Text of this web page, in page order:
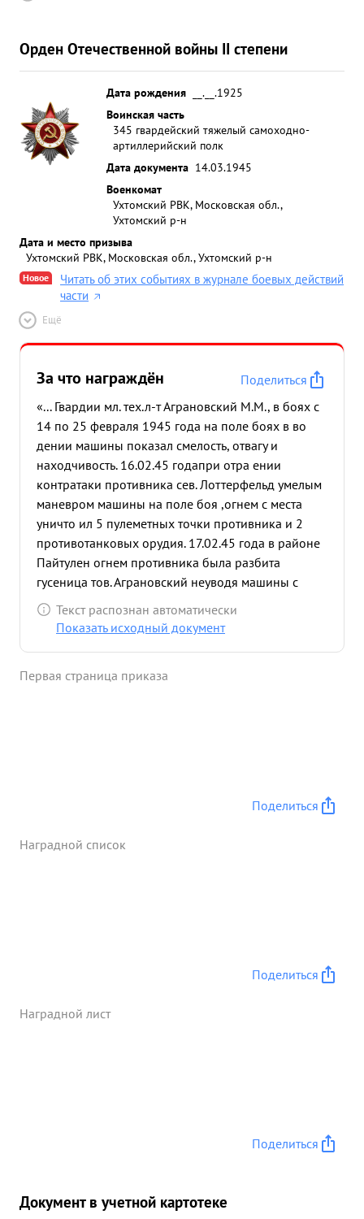
Орден Отечественной войны II степени
Дата рождения
__.__.1925
Воинская часть
345 гвардейский тяжелый самоходно-
артиллерийский полк
Дата документа 14.03.1945
Военкомат
Ухтомский РВК, Московская обл.,
Ухтомский р-н
Дата и место призыва
Ухтомский РВК, Московская обл., Ухтомский р-н
Новое
Читать об этих событиях в журнале боевых действий
части
Ещё
За что награждён
Поделиться
«... Гвардии мл. тех.л-т Аграновский М.М., в боях с
14 по 25 февраля 1945 года на поле боях в во
дении машины показал смелость, отвагу и
находчивость. 16.02.45 годапри отра ении
контратаки противника сев. Лоттерфельд умелым
маневром машины на поле боя ,огнем с места
уничто ил 5 пулеметных точки противника и 2
противотанковых орудия. 17.02.45 года в районе
Пайтулен огнем противника была разбита
гусеница тов. Аграновский неуводя машины с
поля боя устранил неисправности и продол ал
выполнять поставленную задачу. 18.02.45 года во
опасных условиях для изни потушил очаг по ара,
Текст распознан автоматически
Показать исходный документ
Первая страница приказа
Поделиться
Наградной список
Поделиться
Наградной лист
Поделиться
Документ в учетной картотеке